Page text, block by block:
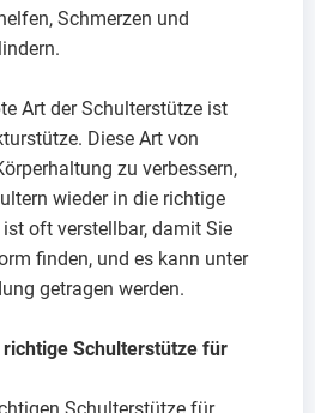
Schmerzen und
Art der Schulterstütze ist
Diese Art von
zu verbessern,
wieder in die richtige
oft verstellbar, damit Sie
finden, und es kann unter
getragen werden.
Schulterstütze für